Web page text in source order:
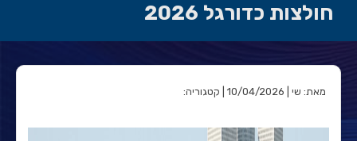
חולצות כדורגל 2026
מאת: שי | 10/04/2026 | קטגוריה: